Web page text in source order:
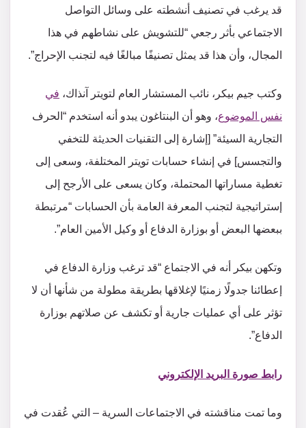
قد يرغب في تصنيف أنشطته على وسائل التواصل
الاجتماعي بأثر رجعي “للتشويش على نشاطهم في هذا
المجال، وأن هذا قد يمثل تصنيفًا مبالغًا فيه لتجنب الإحراج”.
وكتب جيم بيكر، نائب المستشار العام لتويتر آنذاك، في
نفس الموضوع، وهو أن البنتاغون يبدو أنه استخدم “الحرف
التجارية السيئة” [إشارة إلى التقنيات الحديثة للتخفي
والتجسس] في إنشاء حسابات تويتر المختلفة، وسعى إلى
تغطية مساراتها المحتملة، وكان يسعى على الأرجح إلى
إستراتيجية لتجنب المعرفة العامة بأن الحسابات “مرتبطة
ببعضها البعض أو بوزارة الدفاع أو وكيل الأمين العام”.
وتكهن بيكر أنه في الاجتماع “قد ترغب وزارة الدفاع في
إعطائنا جدولًا زمنيًا لإغلاقها بطريقة مطولة من شأنها أن لا
تؤثر على أي عمليات جارية أو تكشف عن صلاتهم بوزارة
الدفاع”.
رابط صورة البريد الإلكتروني
وما تمت مناقشته في الاجتماعات السرية – التي عُقدت في